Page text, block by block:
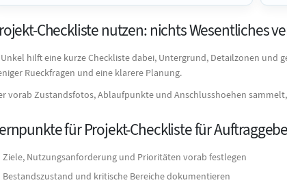
Checkliste nutzen: nichts Wesentliches
hilft eine kurze Checkliste dabei, Untergrund, Detailzonen und
Rueckfragen und eine klarere Planung.
vorab Zustandsfotos, Ablaufpunkte und Anschlusshoehen
für Projekt-Checkliste für
Ziele, Nutzungsanforderung und Prioritäten vorab festlegen
Bestandszustand und kritische Bereiche dokumentieren